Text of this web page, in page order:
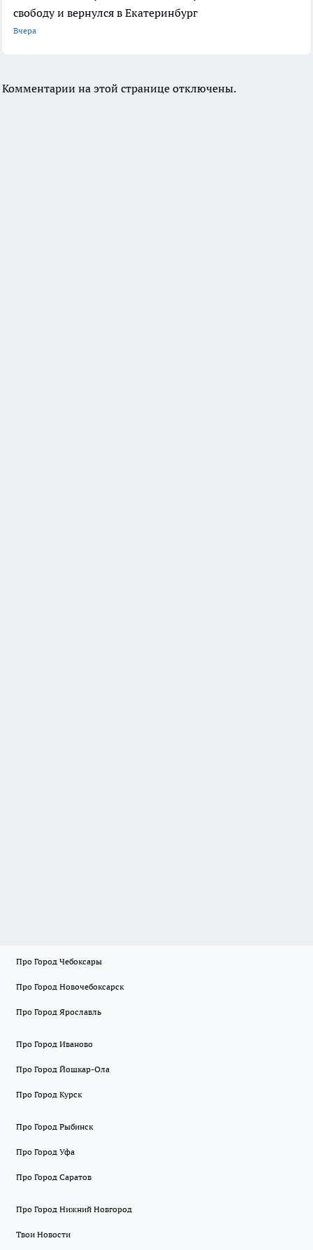
свободу и вернулся в Екатеринбург
Вчера
Комментарии на этой странице отключены.
Про Город Чебоксары
Про Город Новочебоксарск
Про Город Ярославль
Про Город Иваново
Про Город Йошкар-Ола
Про Город Курск
Про Город Рыбинск
Про Город Уфа
Про Город Саратов
Про Город Нижний Новгород
Твои Новости